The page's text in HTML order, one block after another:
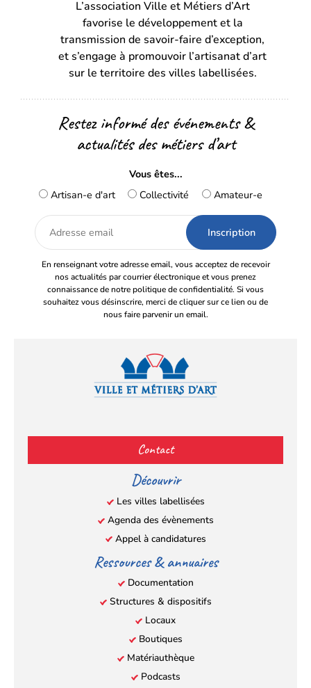
un
onglet)onglet)
L’association Ville et Métiers d’Art
favorise le développement et la
transmission de savoir-faire d’exception,
et s’engage à promouvoir l’artisanat d’art
sur le territoire des villes labellisées.
Restez informé des événements &
actualités des métiers d’art
Vous êtes...
Artisan-e d'art
Collectivité Amateur-e
Adresse
email
En renseignant votre adresse email, vous acceptez de recevoir
nos actualités par courrier électronique et vous prenez
connaissance de notre politique de confidentialité. Si vous
souhaitez vous désinscrire, merci de cliquer sur ce lien ou de
nous faire parvenir un email.
(s’ouvre
dans
nouvel
onglet)
(s’ouvre
dans
nouvel
onglet)
(s’ouvre
dans
nouvel
onglet)
(s’ouvre
nouvel
onglet)
Contact
Découvrir
Les villes labellisées
Agenda des évènements
Appel à candidatures
Ressources & annuaires
Documentation
Structures & dispositifs
Locaux
Boutiques
Matériauthèque
Podcasts